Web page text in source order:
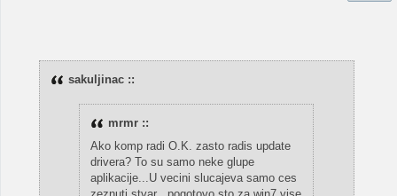
sakuljinac ::
mrmr ::
Ako komp radi O.K. zasto radis update
drivera? To su samo neke glupe
aplikacije...U vecini slucajeva samo ces